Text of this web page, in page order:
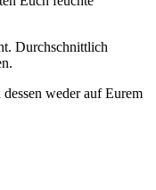
Durchschnittlich
weder auf Eurem